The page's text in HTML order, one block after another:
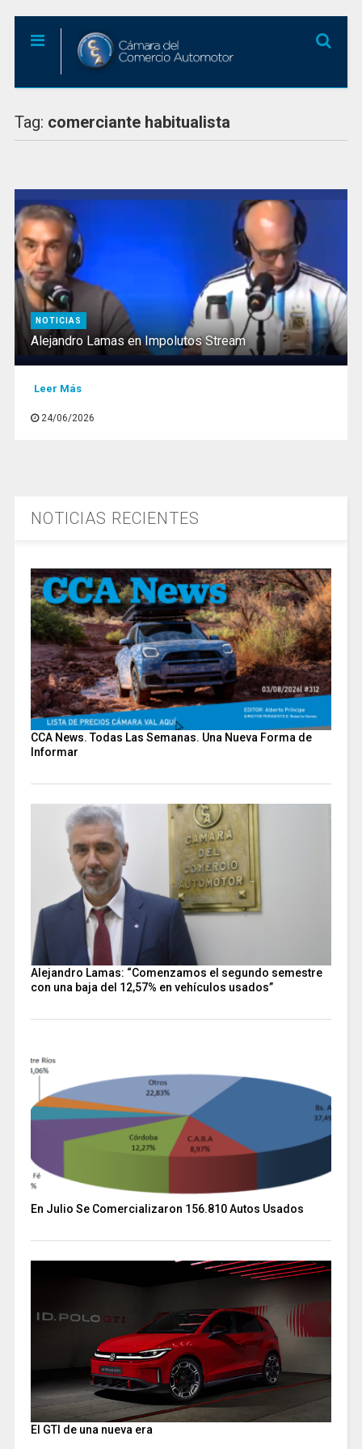
Tag: comerciante habitualista
NOTICIAS
Alejandro Lamas en Impolutos Stream
Leer Más
24/06/2026
NOTICIAS RECIENTES
CCA News. Todas Las Semanas. Una Nueva Forma de
Informar
Alejandro Lamas: “Comenzamos el segundo semestre
con una baja del 12,57% en vehículos usados”
En Julio Se Comercializaron 156.810 Autos Usados
El GTI de una nueva era